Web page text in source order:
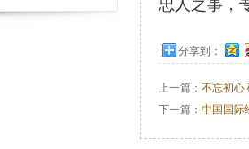
忠人之事，
分享到：
上一篇： 不忘初心
下一篇： 中国国际